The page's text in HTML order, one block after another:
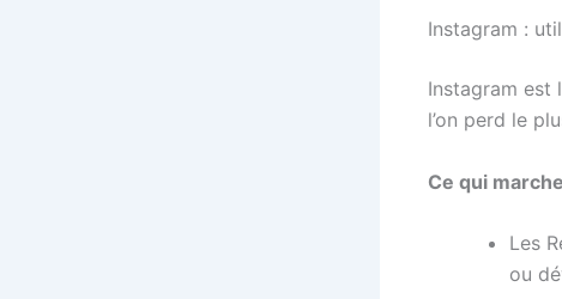
Instagram :
Instagram est
l’on perd le
Ce qui
Les
ou